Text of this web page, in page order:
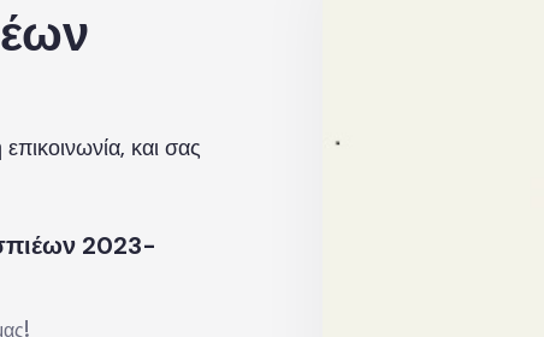
και σας
2023-